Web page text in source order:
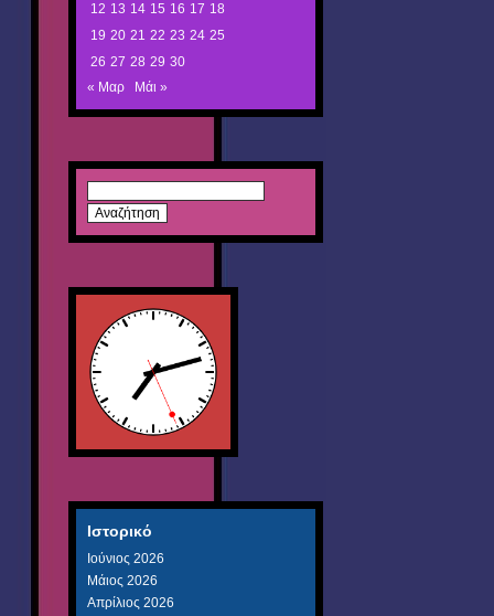
12 13 14 15 16 17 18
19 20 21 22 23 24 25
26 27 28 29 30
« Μαρ
Μάι »
για:
Ιστορικό
Ιούνιος 2026
Μάιος 2026
Απρίλιος 2026